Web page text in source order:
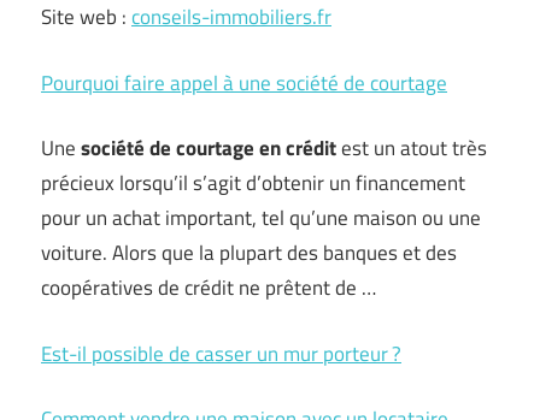
Site web :conseils-immobiliers.fr
Pourquoi faire appel à une société de courtage
Unesociété de courtage en créditest un atout très
précieux lorsqu’il s’agit d’obtenir un financement
pour un achat important, tel qu’une maison ou une
voiture. Alors que la plupart des banques et des
coopératives de crédit ne prêtent de …
Est-il possible de casser un mur porteur ?